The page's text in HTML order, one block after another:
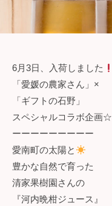
6月3日、入荷しました
「愛媛の農家さん」×
「ギフトの石野」
スペシャルコラボ企画☆
ーーーーーーーーー
愛南町の太陽と
豊かな自然で育った
清家果樹園さんの
『河内晩柑ジュース』